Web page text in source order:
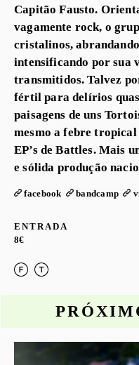
Capitão Fausto.
vagamente rock, o
cristalinos,
intensificando por sua
transmitidos. Talvez
fértil para delírios
paisagens de uns
mesmo a febre
EP’s de Battles. Mais
e sólida produção
facebook bandcamp
ENTRADA
8€